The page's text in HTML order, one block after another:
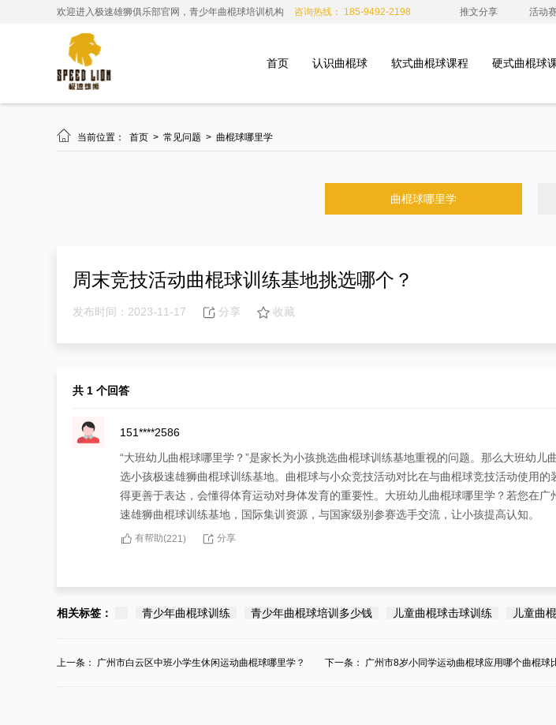
欢迎进入极速雄狮俱乐部官网，青少年曲棍球培训机构 咨询热线： 185-9492-2198 推文分享 活动
首页 认识曲棍球 软式曲棍球课程 硬式曲棍球
 当前位置： 首页 > 常见问题 > 曲棍球哪里学
曲棍球哪里学
周末竞技活动曲棍球训练基地挑选哪个？
发布时间：2023-11-17 分享 收藏
共 1 个回答
151****2586
“大班幼儿曲棍球哪里学？”是家长为小孩挑选曲棍球训练基地重视的问题。那么大班幼儿
选小孩极速雄狮曲棍球训练基地。曲棍球与小众竞技活动对比在与曲棍球竞技活动使用
得更善于表达，会懂得体育运动对身体发育的重要性。大班幼儿曲棍球哪里学？若您在广
速雄狮曲棍球训练基地，国际集训资源，与国家级别参赛选手交流，让小孩提高认知。
有帮助(221 ) 分享
相关标签： 青少年曲棍球训练 青少年曲棍球培训多少钱 儿童曲棍球击球训练 儿童曲
上一条： 广州市白云区中班小学生休闲运动曲棍球哪里学？ 下一条： 广州市8岁小同学运动曲棍球应用哪个曲棍球